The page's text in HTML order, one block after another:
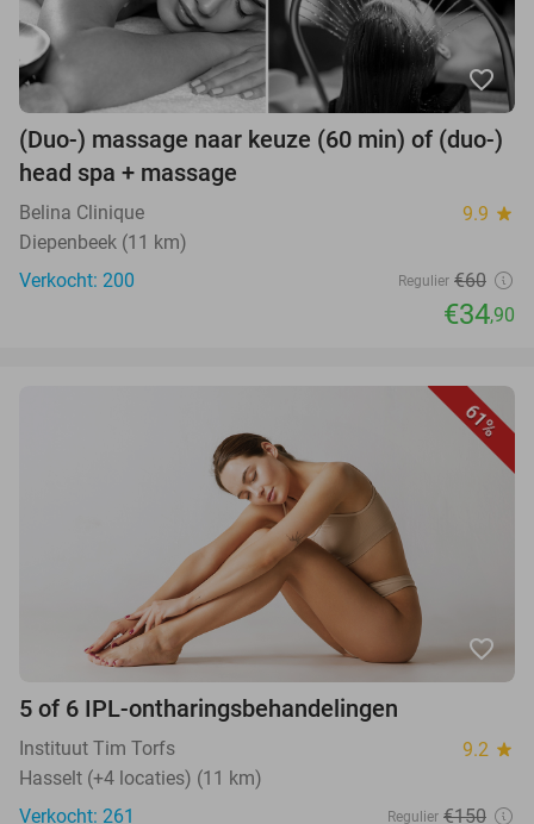
favorite_border
(Duo-) massage naar keuze (60 min) of (duo-)
head spa + massage
Belina Clinique 9.9 star
Diepenbeek (11 km)
Verkocht: 200
Regulier €60
€34,90
61%
favorite_border
5 of 6 IPL-ontharingsbehandelingen
Instituut Tim Torfs 9.2 star
Hasselt (+4 locaties) (11 km)
Verkocht: 261
Regulier €150